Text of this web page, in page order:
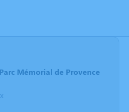
Mémorial de Provence